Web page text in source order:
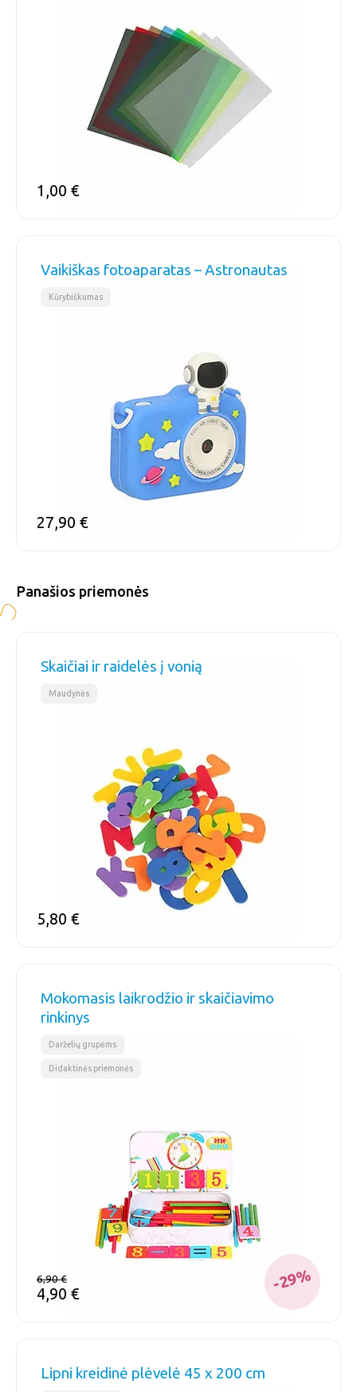
1,00 €
Vaikiškas fotoaparatas – Astronautas
Kūrybiškumas
27,90 €
Panašios priemonės
Skaičiai ir raidelės į vonią
Maudynės
5,80 €
Mokomasis laikrodžio ir skaičiavimo
rinkinys
Darželių grupėms
Didaktinės priemonės
6,90€
4,90 €
-29%
Lipni kreidinė plėvelė 45 x 200 cm